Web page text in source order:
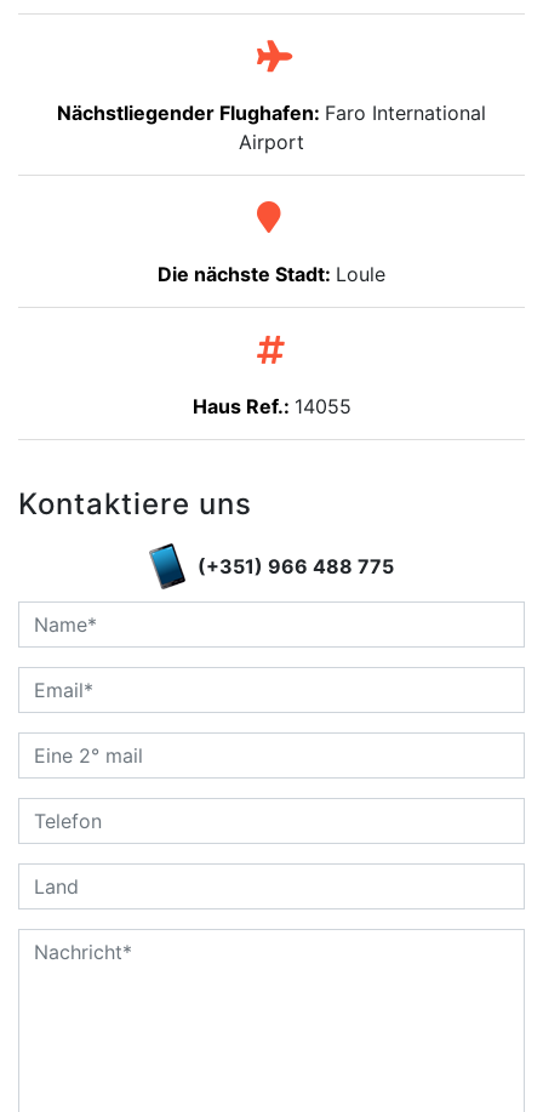
Nächstliegender Flughafen: Faro International
Airport
Die nächste Stadt: Loule
Haus Ref.: 14055
Kontaktiere uns
(+351) 966 488 775